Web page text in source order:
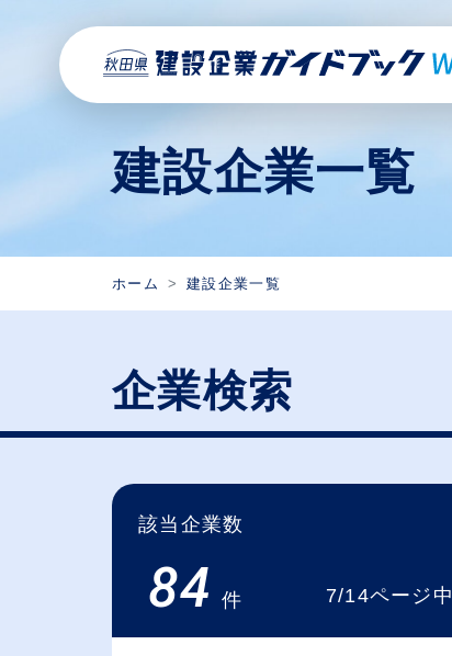
建設企業一覧
ホーム 建設企業一覧
企業検索
該当企業数
84 件 7/14ページ中